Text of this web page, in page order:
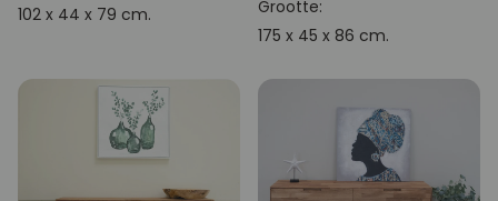
102 x 44 x 79 cm.
Grootte:
175 x 45 x 86 cm.